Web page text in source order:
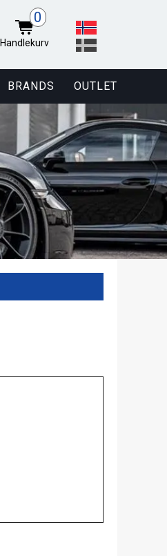
0
Handlekurv
BRANDS OUTLET